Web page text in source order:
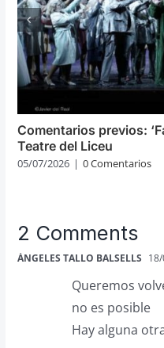
Comentarios previos:
Teatre del Liceu
05/07/2026 | 0 Comentarios
2 Comments
ÁNGELES TALLO BALSELLS
Queremos
no es posible
Hay alguna